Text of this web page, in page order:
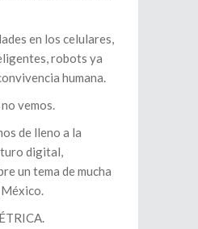
en los celulares,
robots ya
humana.
vemos.
de lleno a la
digital,
un tema de mucha